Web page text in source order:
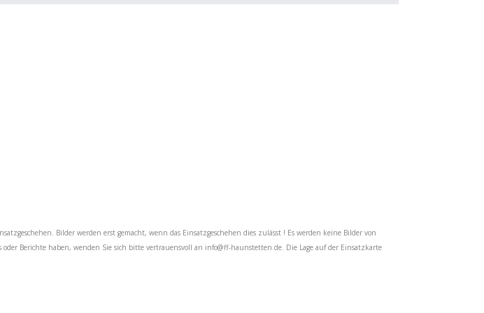
Bilder werden erst gemacht, wenn das Einsatzgeschehen dies zulässt ! Es werden keine Bilder von
Berichte haben, wenden Sie sich bitte vertrauensvoll an info@ff-haunstetten.de. Die Lage auf der Einsatzkarte